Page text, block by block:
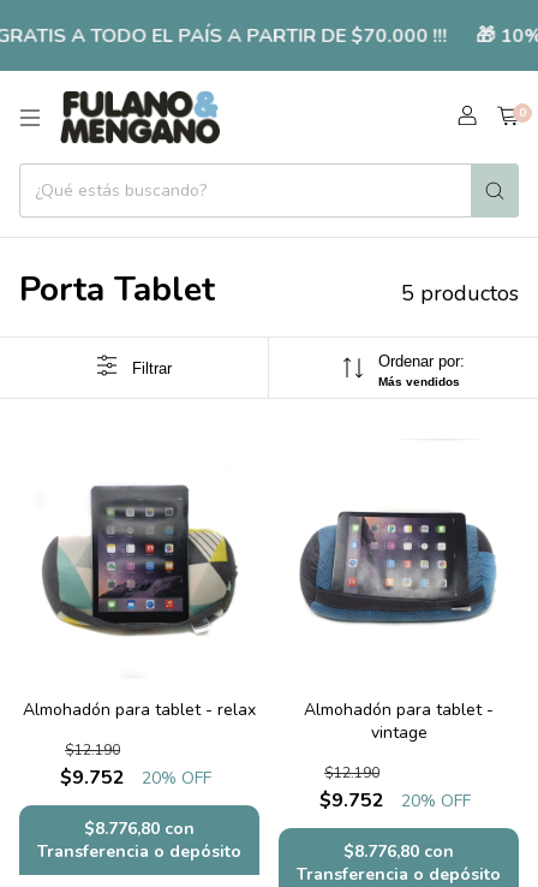
A TODO EL PAÍS A PARTIR DE $70.000 !!! 🎁
0
Porta Tablet 5 productos
Filtrar Ordenar por:
Más vendidos
Almohadón para tablet - relax
$9.752
$12.190
20% OFF
$8.776,80 con
Transferencia o depósito
Almohadón para tablet -
vintage
$9.752
$12.190
20% OFF
$8.776,80 con
Transferencia o depósito